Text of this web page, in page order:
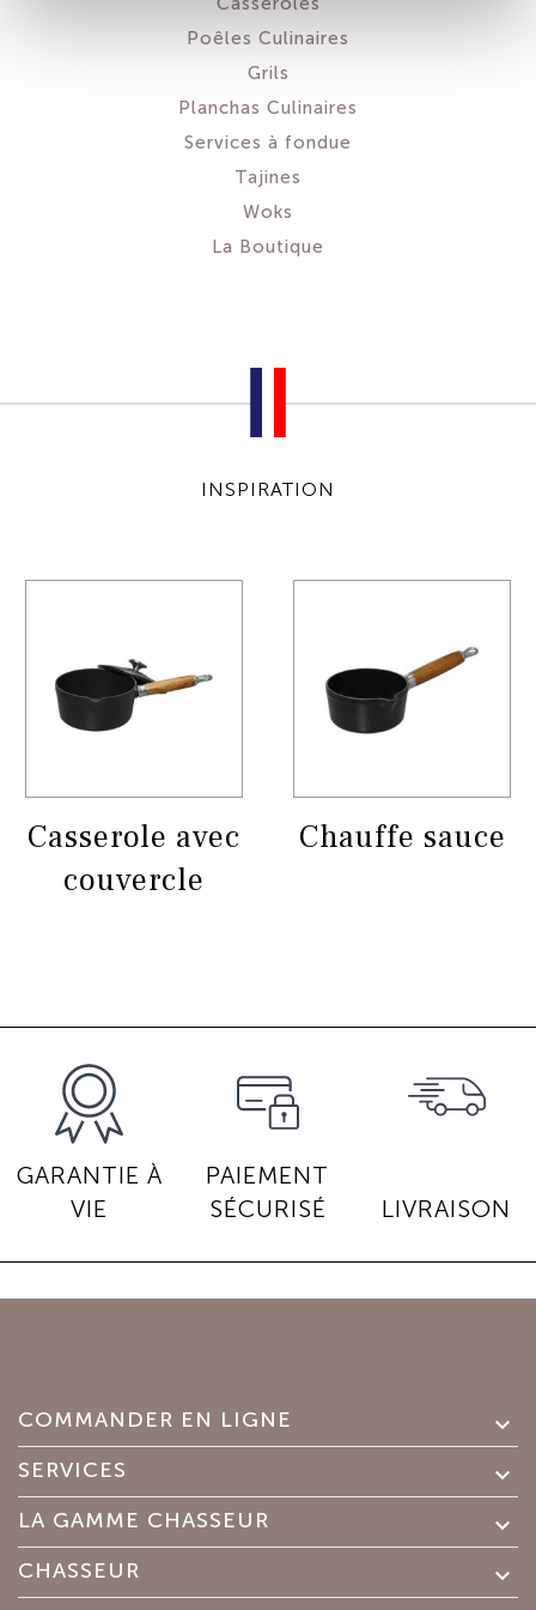
Poêles Culinaires
Grils
Planchas Culinaires
Services à fondue
Tajines
Woks
La Boutique
INSPIRATION
Casserole avec
couvercle
Chauffe sauce
GARANTIE À
VIE
PAIEMENT
SÉCURISÉ
LIVRAISON
COMMANDER EN LIGNE 
SERVICES 
LA GAMME CHASSEUR 
CHASSEUR 